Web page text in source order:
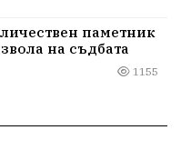
паметник
на съдбата
1155